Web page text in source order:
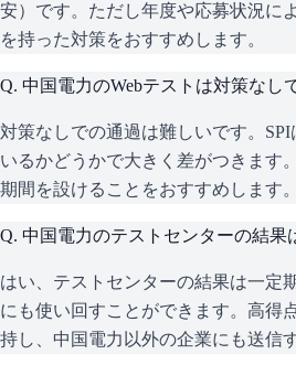
安）です。ただし年度や応募状況に
を持った対策をおすすめします。
Q. 中国電力のWebテストは対策なし
対策なしでの通過は難しいです。
いるかどうかで大きく差がつきます
期間を設けることをおすすめします。
Q. 中国電力のテストセンターの結果
はい、テストセンターの結果は一定
にも使い回すことができます。高得
持し、中国電力以外の企業にも送信